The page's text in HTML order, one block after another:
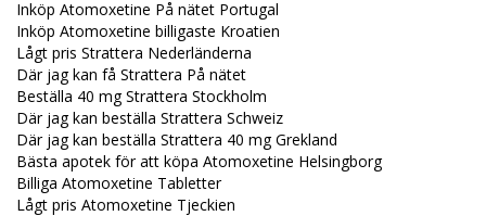
Inköp Atomoxetine På nätet Portugal
Inköp Atomoxetine billigaste Kroatien
Lågt pris Strattera Nederländerna
Där jag kan få Strattera På nätet
Beställa 40 mg Strattera Stockholm
Där jag kan beställa Strattera Schweiz
Där jag kan beställa Strattera 40 mg Grekland
Bästa apotek för att köpa Atomoxetine Helsingborg
Billiga Atomoxetine Tabletter
Lågt pris Atomoxetine Tjeckien